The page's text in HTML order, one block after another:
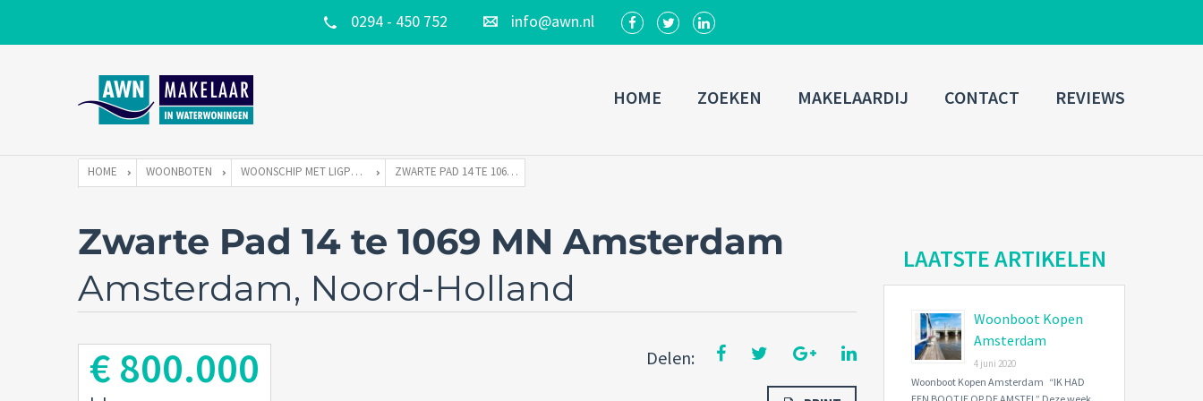
0294 - 450 752 info@awn.nl
Username
Connect with:
Forgot
password? SIGN IN
Remember me
HOME ZOEKEN MAKELAARDIJ CONTACT REVIEWS
HOME WOONBOTEN WOONSCHIP MET LIGPLAATS ZWARTE PAD 14 TE 1069 MN AMSTERDAM
Zwarte Pad 14 te 1069 MN Amsterdam
Amsterdam, Noord-Holland
€ 800.000 Delen:
LAATSTE ARTIKELEN
Woonboot Kopen
Amsterdam
4 juni 2020
Woonboot Kopen Amsterdam “IK HAD